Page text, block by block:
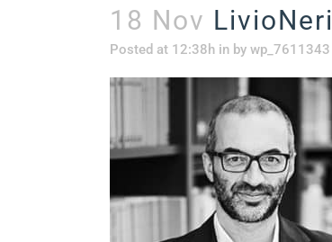
18 Nov LivioNeri
Posted at 12:38h in by wp_7611343